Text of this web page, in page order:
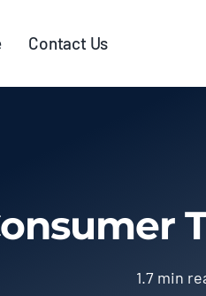
Contact Us
1.7 min